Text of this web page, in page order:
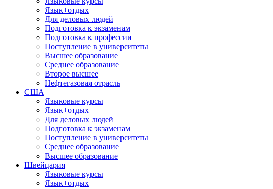
Язык+отдых
Для деловых людей
Подготовка к экзаменам
Подготовка к профессии
Поступление в университеты
Высшее образование
Среднее образование
Второе высшее
Нефтегазовая отрасль
США
Языковые курсы
Язык+отдых
Для деловых людей
Подготовка к экзаменам
Поступление в университеты
Среднее образование
Высшее образование
Швейцария
Языковые курсы
Язык+отдых